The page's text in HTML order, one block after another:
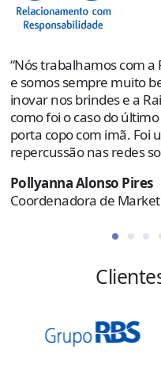
“Nós trabalhamos com
e somos sempre muito
inovar nos brindes e a
como foi o caso do
porta copo com imã. Foi
repercussão nas redes
Pollyanna Alonso Pires
Coordenadora de